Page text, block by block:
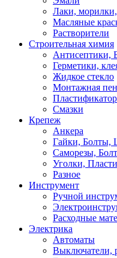
Лаки,
Масляные
Растворители
Строительная химия
Антисептики,
Герметики,
Жидкое стекло
Монтажная
Смазки
Крепеж
Анкера
Гайки, Болты,
Саморезы,
Уголки,
Разное
Инструмент
Ручной
Расходные
Электрика
Автоматы
Выключатели,